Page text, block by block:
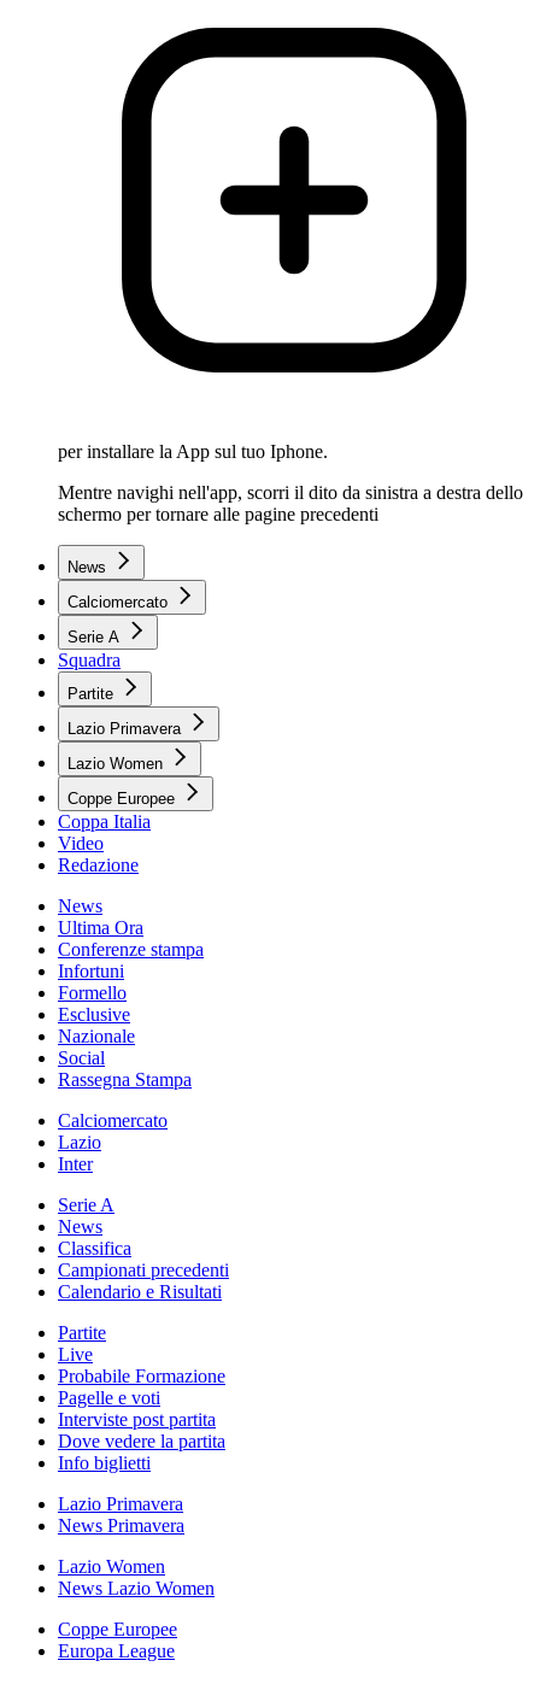
per installare la App sul tuo Iphone.
Mentre navighi nell'app, scorri il dito da sinistra a destra dello
schermo per tornare alle pagine precedenti
News
Calciomercato
Serie A
Squadra
Partite
Lazio Primavera
Lazio Women
Coppe Europee
Coppa Italia
Video
Redazione
News
Ultima Ora
Conferenze stampa
Infortuni
Formello
Esclusive
Nazionale
Social
Rassegna Stampa
Calciomercato
Lazio
Inter
Serie A
News
Classifica
Campionati precedenti
Calendario e Risultati
Partite
Live
Probabile Formazione
Pagelle e voti
Interviste post partita
Dove vedere la partita
Info biglietti
Lazio Primavera
News Primavera
Lazio Women
News Lazio Women
Coppe Europee
Europa League